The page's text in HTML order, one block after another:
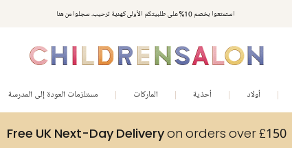
استمتعوا بخصم 10% على طلبيتكم الأولى كهدية ترحيب. سجلوا من هنا
أولاد أحذية الماركات مستلزمات العودة إلى المدرسة
Free UK Next-Day Deliveryon orders over £150